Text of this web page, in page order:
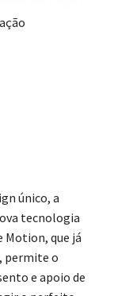
único, a
tecnologia
Motion, que já
permite o
e apoio de